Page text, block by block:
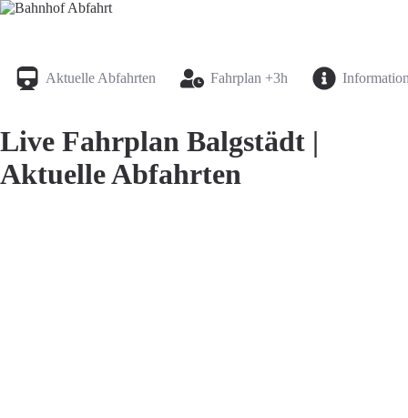
Aktuelle Abfahrten Fahrplan +3h
Live Fahrplan Balgstädt |
Aktuelle Abfahrten